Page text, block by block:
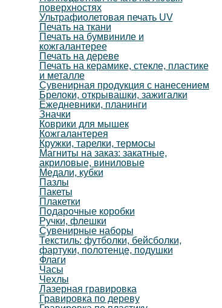
поверхностях
Ультрафиолетовая печать UV
Печать на ткани
Печать на бумвиниле и
кожгалантерее
Печать на дереве
Печать на керамике, стекле, пластике
и металле
Сувенирная продукция с нанесением
Брелоки, открывашки, зажигалки
Ежедневники, планинги
Значки
Коврики для мышек
Кожгалантерея
Кружки, тарелки, термосы
Магниты на заказ: закатные,
акриловые, виниловые
Медали, кубки
Пазлы
Пакеты
Плакетки
Подарочные коробки
Ручки, флешки
Сувенирные наборы
Текстиль: футболки, бейсболки,
фартуки, полотенце, подушки
Флаги
Часы
Чехлы
Лазерная гравировка
Гравировка по дереву